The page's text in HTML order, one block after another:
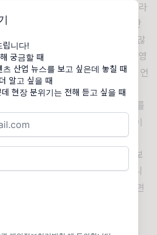
립니다!
궁금할 때
산업 뉴스를 보고 싶은데 놓칠 때
알고 싶을 때
도 하고, 그렇기 때문에 하나의 나라
어가 공존하는 지역입니다. 종교만
교, 시크교, 불교 등등 엄청나게 많
로 지정된 공용어만해도 힌디어, 영
어를 포함해서 인도에서 사용되는 언
개나 된다고 하죠.
지지부진한 넷플릭스도 구독료를
비스를 런칭하게 될 가능성도 보이
측면을 장점으로 하는 FAST, 보
신뢰성이 떨어진다는 점이 있습니
에서 뉴스 채널 비중 또한 커지면
허위 정보를 유포하거나 할 수
합니다.